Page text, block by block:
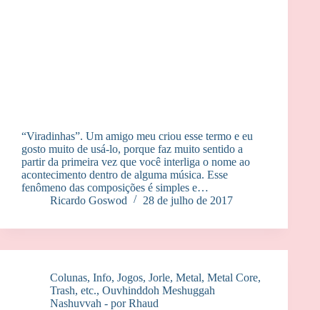
“Viradinhas”. Um amigo meu criou esse termo e eu
gosto muito de usá-lo, porque faz muito sentido a
partir da primeira vez que você interliga o nome ao
acontecimento dentro de alguma música. Esse
fenômeno das composições é simples e…
Ricardo Goswod
28 de julho de 2017
Colunas, Info, Jogos, Jorle, Metal, Metal Core,
Trash, etc., Ouvhinddoh Meshuggah
Nashuvvah - por Rhaud